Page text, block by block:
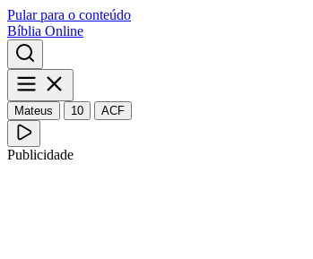
Pular para o conteúdo
Bíblia Online
Mateus 10 ACF
Publicidade